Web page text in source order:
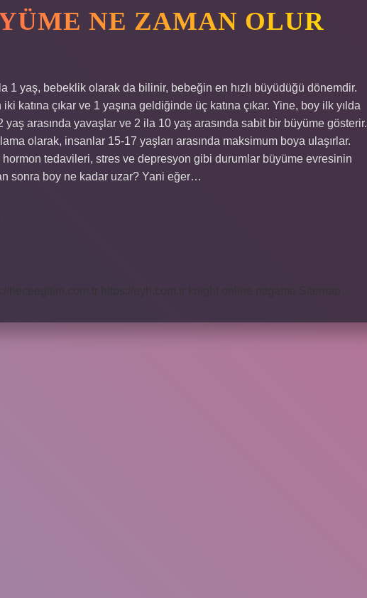
NE ZAMAN OLUR
1 yaş, bebeklik olarak da bilinir, bebeğin en hızlı büyüdüğü dönemdir.
iki katına çıkar ve 1 yaşına geldiğinde üç katına çıkar. Yine, boy ilk yılda
yaş arasında yavaşlar ve 2 ila 10 yaş arasında sabit bir büyüme gösterir.
olarak, insanlar 15-17 yaşları arasında maksimum boya ulaşırlar.
hormon tedavileri, stres ve depresyon gibi durumlar büyüme evresinin
sonra boy ne kadar uzar? Yani eğer…